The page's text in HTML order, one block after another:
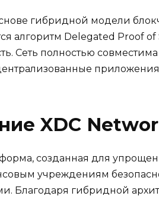
гибридной модели
алгоритм Delegated Proof
Сеть полностью
XDC
созданная для
учреждениям
Благодаря гибридной